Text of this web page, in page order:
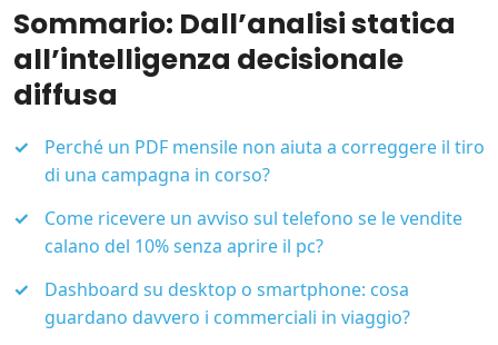
Sommario: Dall’analisi statica
all’intelligenza decisionale
diffusa
Perché un PDF mensile non aiuta a correggere il tiro
di una campagna in corso?
Come ricevere un avviso sul telefono se le vendite
calano del 10% senza aprire il pc?
Dashboard su desktop o smartphone: cosa
guardano davvero i commerciali in viaggio?